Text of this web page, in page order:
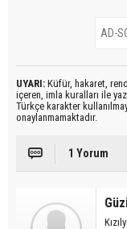
UYARI: Küfür, hakaret,
içeren, imla kuralları ile
Türkçe karakter
onaylanmamaktadır.
1 Yorum